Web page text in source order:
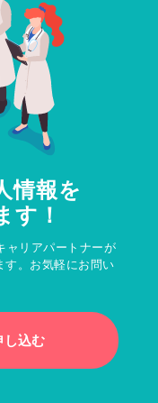
情報を
す！
ャリアパートナーが
す。お気軽にお問い
し込む